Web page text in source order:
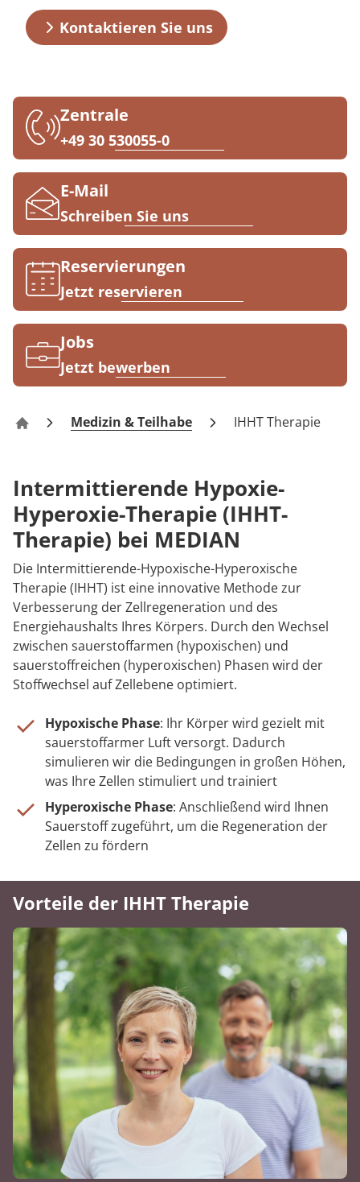
Kinder-und Jugendreha
Geriatrie
Gynäkologie
HTS & Cochlea
Long Covid
Onkologie
Pneumologie
Rheumatologie
Prävention
Energiepolitik
Kosten & Kostenträger
Reha Checkliste
Über MEDIAN
Kooperationen
Blog
Karriere
Kontaktieren Sie uns
Zentrale
+49 30 530055-0
E-Mail
Schreiben Sie uns
Reservierungen
Jetzt reservieren
Jobs
Jetzt bewerben
MEDIAN Kliniken
Medizin & Teilhabe IHHT Therapie
Intermittierende Hypoxie-
Hyperoxie-Therapie (IHHT-
Therapie) bei MEDIAN
Die Intermittierende-Hypoxische-Hyperoxische
Therapie (IHHT) ist eine innovative Methode zur
Verbesserung der Zellregeneration und des
Energiehaushalts Ihres Körpers. Durch den Wechsel
zwischen sauerstoffarmen (hypoxischen) und
sauerstoffreichen (hyperoxischen) Phasen wird der
Stoffwechsel auf Zellebene optimiert.
Hypoxische Phase: Ihr Körper wird gezielt mit
sauerstoffarmer Luft versorgt. Dadurch
simulieren wir die Bedingungen in großen Höhen,
was Ihre Zellen stimuliert und trainiert
Hyperoxische Phase: Anschließend wird Ihnen
Sauerstoff zugeführt, um die Regeneration der
Zellen zu fördern
Vorteile der IHHT Therapie